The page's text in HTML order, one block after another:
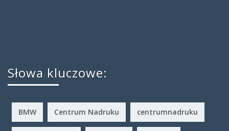
Słowa kluczowe:
BMW Centrum Nadruku centrumnadruku